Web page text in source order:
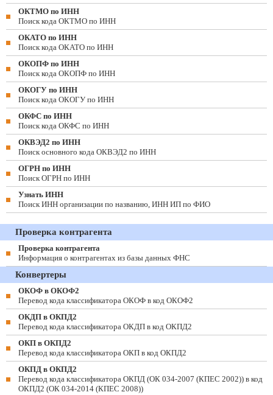
ОКТМО по ИНН
Поиск кода ОКТМО по ИНН
ОКАТО по ИНН
Поиск кода ОКАТО по ИНН
ОКОПФ по ИНН
Поиск кода ОКОПФ по ИНН
ОКОГУ по ИНН
Поиск кода ОКОГУ по ИНН
ОКФС по ИНН
Поиск кода ОКФС по ИНН
ОКВЭД2 по ИНН
Поиск основного кода ОКВЭД2 по ИНН
ОГРН по ИНН
Поиск ОГРН по ИНН
Узнать ИНН
Поиск ИНН организации по названию, ИНН ИП по ФИО
Проверка контрагента
Проверка контрагента
Информация о контрагентах из базы данных ФНС
Конвертеры
ОКОФ в ОКОФ2
Перевод кода классификатора ОКОФ в код ОКОФ2
ОКДП в ОКПД2
Перевод кода классификатора ОКДП в код ОКПД2
ОКП в ОКПД2
Перевод кода классификатора ОКП в код ОКПД2
ОКПД в ОКПД2
Перевод кода классификатора ОКПД (ОК 034-2007 (КПЕС 2002)) в код
ОКПД2 (ОК 034-2014 (КПЕС 2008))